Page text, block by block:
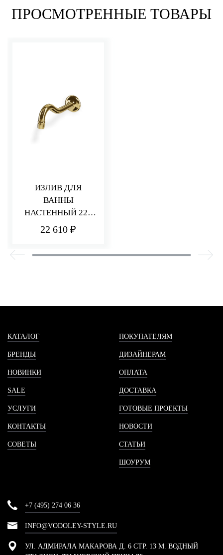
ПРОСМОТРЕННЫЕ ТОВАРЫ
ИЗЛИВ ДЛЯ
ВАННЫ
НАСТЕННЫЙ 227
ММ ROMANTICA
22 610 ₽
КАТАЛОГ
БРЕНДЫ
НОВИНКИ
SALE
УСЛУГИ
КОНТАКТЫ
СОВЕТЫ
ПОКУПАТЕЛЯМ
ДИЗАЙНЕРАМ
ОПЛАТА
ДОСТАВКА
ГОТОВЫЕ ПРОЕКТЫ
НОВОСТИ
СТАТЬИ
ШОУРУМ
+7 (495) 274 06 36
INFO@VODOLEY-STYLE.RU
УЛ. АДМИРАЛА МАКАРОВА Д. 6 СТР. 13 М. ВОДНЫЙ